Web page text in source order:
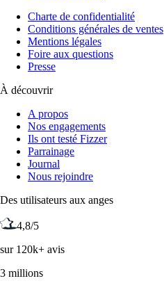
Charte de confidentialité
Conditions générales de ventes
Mentions légales
Foire aux questions
Presse
À découvrir
A propos
Nos engagements
Ils ont testé Fizzer
Parrainage
Journal
Nous rejoindre
Des utilisateurs aux anges
4,8/5
sur 120k+ avis
3 millions